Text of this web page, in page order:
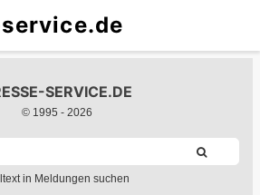
SERVICE.DE
© 1995 - 2026
in Meldungen suchen